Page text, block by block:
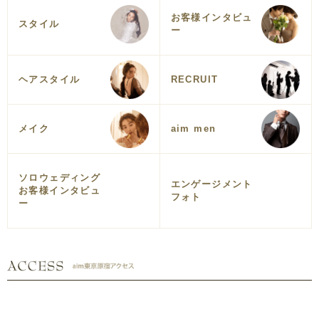
スタイル
お客様インタビュ
ー
ヘアスタイル RECRUIT
メイク aim men
ソロウェディング
お客様インタビュ
ー
エンゲージメント
フォト